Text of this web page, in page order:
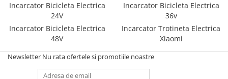
Incarcator Bicicleta Electrica
24V
Incarcator Bicicleta Electrica
36v
Incarcator Bicicleta Electrica
48V
Incarcator Trotineta Electrica
Xiaomi
Newsletter Nu rata ofertele si promotiile noastre